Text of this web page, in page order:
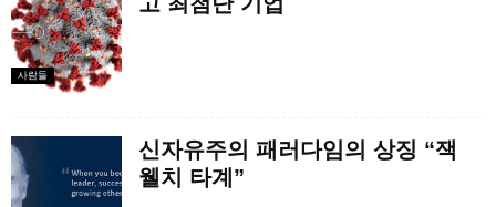
사람들
신자유주의 패러다임의 상징 “잭
웰치 타계”